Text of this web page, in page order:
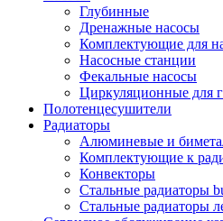
Глубинные
Дренажные насосы
Комплектующие для
Насосные станции
Фекальные насосы
Циркуляционные для
Полотенцесушители
Радиаторы
Алюминевые и
Комплектующие к
Конвекторы
Стальные радиаторы
Стальные радиаторы